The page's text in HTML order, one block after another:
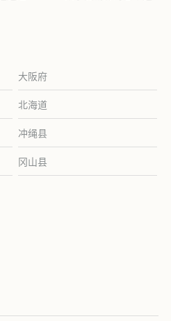
大阪府
北海道
冲绳县
冈山县